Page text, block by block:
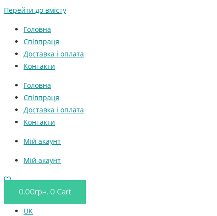
Перейти до вмісту
Головна
Співпраця
Доставка і оплата
Контакти
Головна
Співпраця
Доставка і оплата
Контакти
Мій акаунт
Мій акаунт
0.00грн. 0 Cart
UK